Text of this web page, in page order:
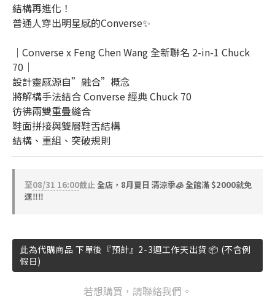
結構再進化！
普通人穿出明星感的Converse✨
｜Converse x Feng Chen Wang 全新聯名 2-in-1 Chuck
70｜
設計靈感源自”融合”概念
將解構手法結合 Converse 經典 Chuck 70
彷彿兩雙重疊縫合
鞋面拼接與雙層鞋舌結構
結構、重組、突破規則
至08/31 16:00截止全店，8月夏日 清涼季🧊 全館滿 $2000就免
運‼️‼️
此為代購商品 下單後『預計』2-3週工作天出貨 📦 (不含例
假日)
若想購買，請聯絡我們。